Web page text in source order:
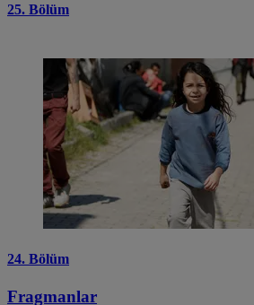
25. Bölüm
24. Bölüm
Fragmanlar